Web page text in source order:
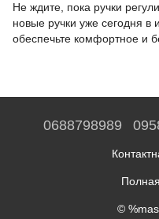
Не ждите, пока ручки
новые ручки уже сегодня
обеспечьте комфортное и
0688798989
©